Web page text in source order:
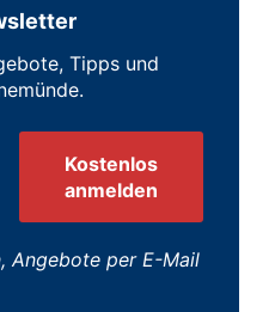
Tipps und
Angebote per E-Mail